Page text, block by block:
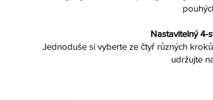
Nastavitelný 4-
Jednoduše si vyberte ze čtyř různých
udržujte